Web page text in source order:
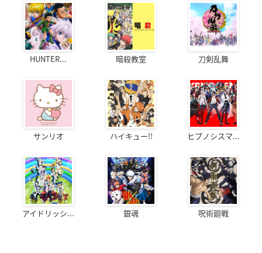
HUNTER... 暗殺教室 刀剣乱舞
サンリオ ハイキュー!! ヒプノシスマ...
アイドリッシ... 銀魂 呪術廻戦